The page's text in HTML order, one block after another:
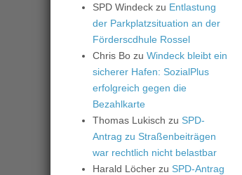
SPD Windeck zu Entlastung
der Parkplatzsituation an der
Förderscdhule Rossel
Chris Bo zu Windeck bleibt ein
sicherer Hafen: SozialPlus
erfolgreich gegen die
Bezahlkarte
Thomas Lukisch zu SPD-
Antrag zu Straßenbeiträgen
war rechtlich nicht belastbar
Harald Löcher zu SPD-Antrag